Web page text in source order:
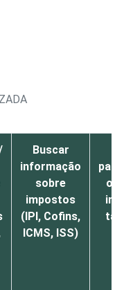
Buscar
informação
sobre
impostos
(IPI, Cofins,
ICMS, ISS)
on-